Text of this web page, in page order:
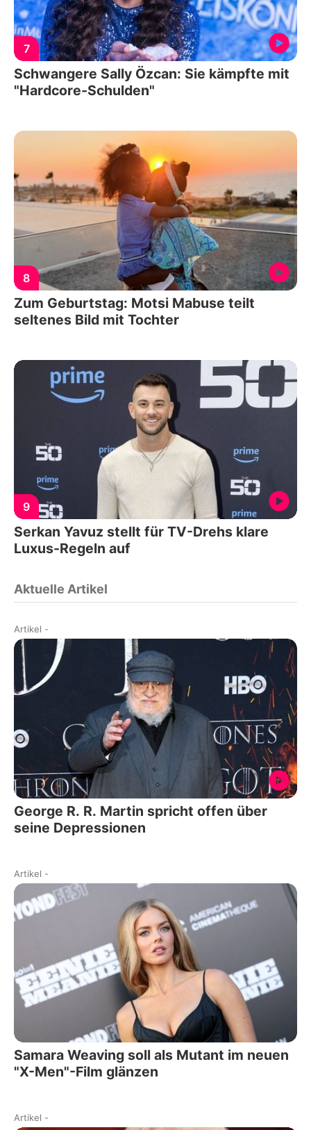
7
Schwangere Sally Özcan: Sie kämpfte mit
"Hardcore-Schulden"
8
Zum Geburtstag: Motsi Mabuse teilt
seltenes Bild mit Tochter
9
Serkan Yavuz stellt für TV-Drehs klare
Luxus-Regeln auf
Aktuelle Artikel
Artikel -
George R. R. Martin spricht offen über
seine Depressionen
Artikel -
Samara Weaving soll als Mutant im neuen
"X-Men"-Film glänzen
Artikel -